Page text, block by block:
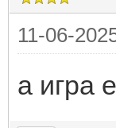
11-06-
а игра